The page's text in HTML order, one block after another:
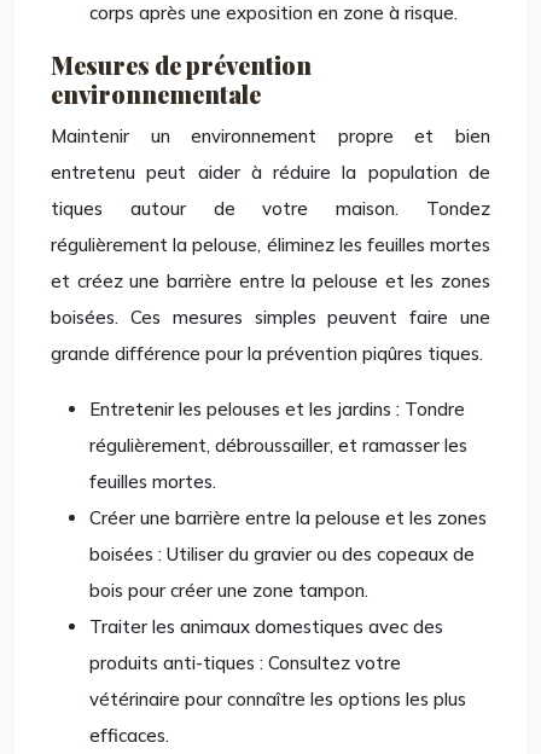
corps après une exposition en zone à risque.
Mesures de prévention
environnementale
Maintenir un environnement propre et bien
entretenu peut aider à réduire la population de
tiques autour de votre maison. Tondez
régulièrement la pelouse, éliminez les feuilles mortes
et créez une barrière entre la pelouse et les zones
boisées. Ces mesures simples peuvent faire une
grande différence pour la prévention piqûres tiques.
Entretenir les pelouses et les jardins : Tondre
régulièrement, débroussailler, et ramasser les
feuilles mortes.
Créer une barrière entre la pelouse et les zones
boisées : Utiliser du gravier ou des copeaux de
bois pour créer une zone tampon.
Traiter les animaux domestiques avec des
produits anti-tiques : Consultez votre
vétérinaire pour connaître les options les plus
efficaces.